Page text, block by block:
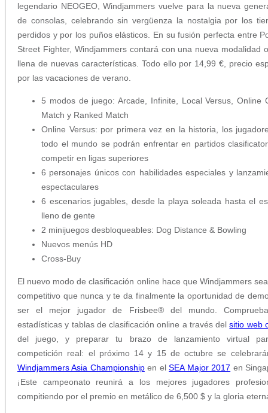
legendario NEOGEO, Windjammers vuelve para la nueva
de consolas, celebrando sin vergüenza la nostalgia por los
perdidos y por los puños elásticos. En su fusión perfecta entre
Street Fighter, Windjammers contará con una nueva modalidad
llena de nuevas características. Todo ello por 14,99 €, precio
por las vacaciones de verano.
5 modos de juego: Arcade, Infinite, Local Versus, Online
Match y Ranked Match
Online Versus: por primera vez en la historia, los
todo el mundo se podrán enfrentar en partidos
competir en ligas superiores
6 personajes únicos con habilidades especiales y
espectaculares
6 escenarios jugables, desde la playa soleada hasta el
lleno de gente
2 minijuegos desbloqueables: Dog Distance & Bowling
Nuevos menús HD
Cross-Buy
El nuevo modo de clasificación online hace que Windjammers
competitivo que nunca y te da finalmente la oportunidad de
ser el mejor jugador de Frisbee® del mundo.
estadísticas y tablas de clasificación online a través delsitio web
del juego, y preparar tu brazo de lanzamiento virtual
competición real: el próximo 14 y 15 de octubre se
Windjammers Asia Championshipen elSEA Major 2017 en
¡Este campeonato reunirá a los mejores jugadores
compitiendo por el premio en metálico de 6,500 $ y la gloria